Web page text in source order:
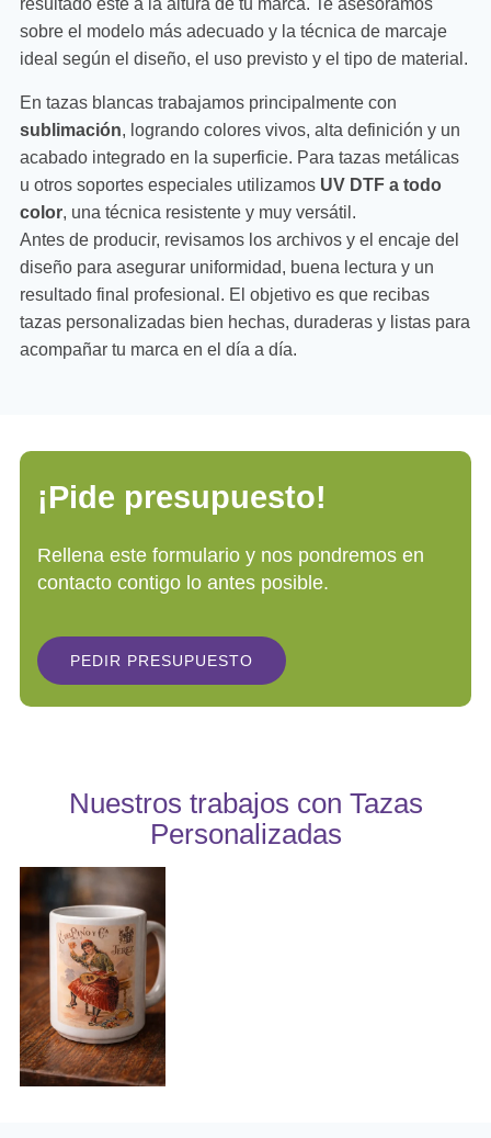
resultado esté a la altura de tu marca. Te asesoramos
sobre el modelo más adecuado y la técnica de marcaje
ideal según el diseño, el uso previsto y el tipo de material.
En tazas blancas trabajamos principalmente con
sublimación, logrando colores vivos, alta definición y un
acabado integrado en la superficie. Para tazas metálicas
u otros soportes especiales utilizamos UV DTF a todo
color, una técnica resistente y muy versátil.
Antes de producir, revisamos los archivos y el encaje del
diseño para asegurar uniformidad, buena lectura y un
resultado final profesional. El objetivo es que recibas
tazas personalizadas bien hechas, duraderas y listas para
acompañar tu marca en el día a día.
¡Pide presupuesto!
Rellena este formulario y nos pondremos en
contacto contigo lo antes posible.
PEDIR PRESUPUESTO
Nuestros trabajos con Tazas
Personalizadas